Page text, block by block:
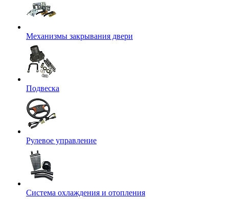
Механизмы закрывания двери
Подвеска
Рулевое управление
Система охлаждения и отопления